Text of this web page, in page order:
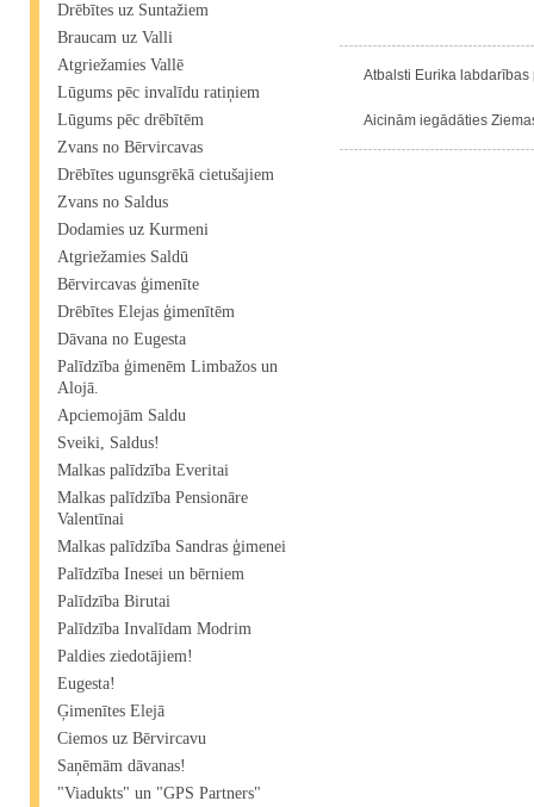
Drēbītes uz Suntažiem
Braucam uz Valli
Atgriežamies Vallē
Lūgums pēc invalīdu ratiņiem
Lūgums pēc drēbītēm
Zvans no Bērvircavas
Drēbītes ugunsgrēkā cietušajiem
Zvans no Saldus
Dodamies uz Kurmeni
Atgriežamies Saldū
Bērvircavas ģimenīte
Drēbītes Elejas ģimenītēm
Dāvana no Eugesta
Palīdzība ģimenēm Limbažos un
Alojā.
Apciemojām Saldu
Sveiki, Saldus!
Malkas palīdzība Everitai
Malkas palīdzība Pensionāre
Valentīnai
Malkas palīdzība Sandras ģimenei
Palīdzība Inesei un bērniem
Palīdzība Birutai
Palīdzība Invalīdam Modrim
Paldies ziedotājiem!
Eugesta!
Ģimenītes Elejā
Ciemos uz Bērvircavu
Saņēmām dāvanas!
"Viadukts" un "GPS Partners"
Atbalsti Eurika
Aicinām iegādāties